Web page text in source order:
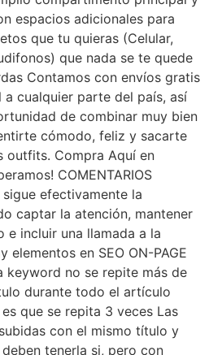
espacios adicionales para
que tu quieras (Celular,
que nada se te quede
Contamos con envíos gratis
cualquier parte del país, así
de combinar muy bien
cómodo, feliz y sacarte
outfits. Compra Aquí en
COMENTARIOS
sigue efectivamente la
captar la atención, mantener
e incluir una llamada a la
elementos en SEO ON-PAGE
keyword no se repite más de
durante todo el artículo
que se repita 3 veces Las
con el mismo título y
tenerla si, pero con